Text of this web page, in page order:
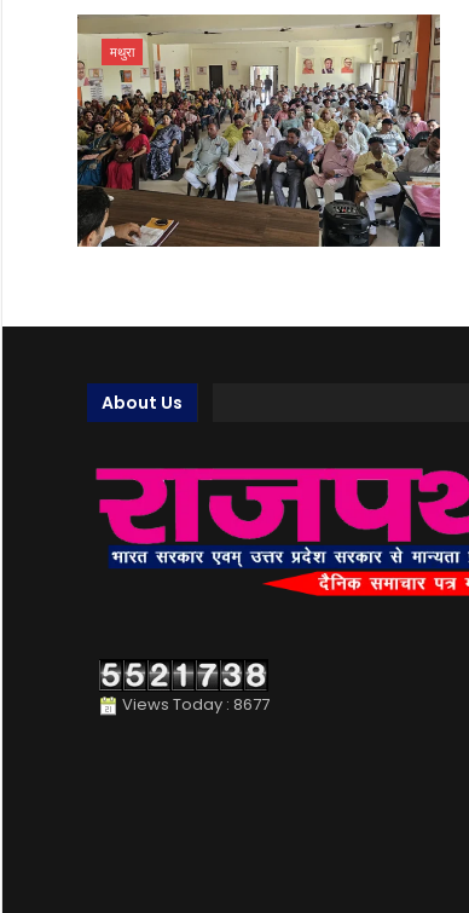
मथुरा
About Us
Views Today : 8677